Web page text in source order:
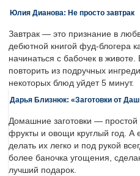
Юлия Дианова: Не просто завтрак
Завтрак — это признание в
дебютной книгой фуд-блогера
начинаться с бабочек в животе.
повторить из подручных
некоторых блюд уйдет 5 минут.
Дарья Близнюк: «Заготовки от
Домашние заготовки — простой
фрукты и овощи круглый год. А
делать их легко и под рукой
более баночка угощения,
лучший подарок.